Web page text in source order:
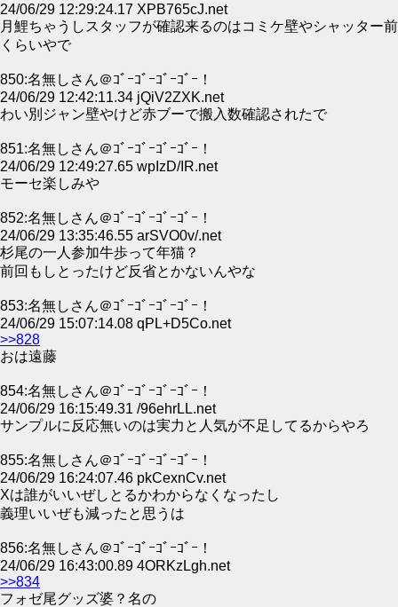
24/06/29 12:29:24.17 XPB765cJ.net
月鯉ちゃうしスタッフが確認来るのはコミケ壁やシャッター前
くらいやで
850:名無しさん＠ｺﾞｰｺﾞｰｺﾞｰｺﾞｰ！
24/06/29 12:42:11.34 jQiV2ZXK.net
わい別ジャン壁やけど赤ブーで搬入数確認されたで
851:名無しさん＠ｺﾞｰｺﾞｰｺﾞｰｺﾞｰ！
24/06/29 12:49:27.65 wpIzD/IR.net
モーセ楽しみや
852:名無しさん＠ｺﾞｰｺﾞｰｺﾞｰｺﾞｰ！
24/06/29 13:35:46.55 arSVO0v/.net
杉尾の一人参加牛歩って年猫？
前回もしとったけど反省とかないんやな
853:名無しさん＠ｺﾞｰｺﾞｰｺﾞｰｺﾞｰ！
24/06/29 15:07:14.08 qPL+D5Co.net
>>828
おは遠藤
854:名無しさん＠ｺﾞｰｺﾞｰｺﾞｰｺﾞｰ！
24/06/29 16:15:49.31 /96ehrLL.net
サンプルに反応無いのは実力と人気が不足してるからやろ
855:名無しさん＠ｺﾞｰｺﾞｰｺﾞｰｺﾞｰ！
24/06/29 16:24:07.46 pkCexnCv.net
Xは誰がいいぜしとるかわからなくなったし
義理いいぜも減ったと思うは
856:名無しさん＠ｺﾞｰｺﾞｰｺﾞｰｺﾞｰ！
24/06/29 16:43:00.89 4ORKzLgh.net
>>834
フォゼ尾グッズ婆？名の